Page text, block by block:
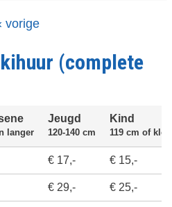
vorige
(complete
langer
Jeugd
120-140 cm
Kind
119 cm of
€ 17,- € 15,-
€ 29,- € 25,-